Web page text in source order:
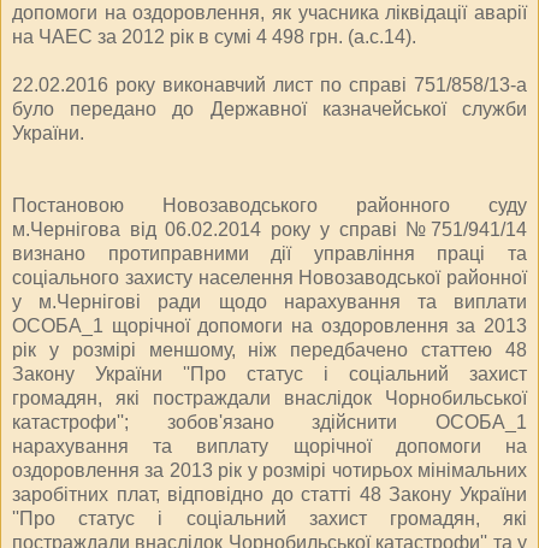
допомоги на оздоровлення, як учасника ліквідації аварії
на ЧАЕС за 2012 рік в сумі 4 498 грн. (а.с.14).
22.02.2016 року виконавчий лист по справі 751/858/13-а
було передано до Державної казначейської служби
України.
Постановою Новозаводського районного суду
м.Чернігова від 06.02.2014 року у справі №751/941/14
визнано протиправними дії управління праці та
соціального захисту населення Новозаводської районної
у м.Чернігові ради щодо нарахування та виплати
ОСОБА_1 щорічної допомоги на оздоровлення за 2013
рік у розмірі меншому, ніж передбачено статтею 48
Закону України ''Про статус і соціальний захист
громадян, які постраждали внаслідок Чорнобильської
катастрофи''; зобов'язано здійснити ОСОБА_1
нарахування та виплату щорічної допомоги на
оздоровлення за 2013 рік у розмірі чотирьох мінімальних
заробітних плат, відповідно до статті 48 Закону України
''Про статус і соціальний захист громадян, які
постраждали внаслідок Чорнобильської катастрофи'' та у